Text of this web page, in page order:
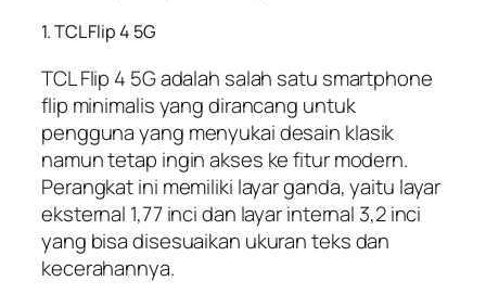
1. TCL Flip 4 5G
TCL Flip 4 5G adalah salah satu smartphone
flip minimalis yang dirancang untuk
pengguna yang menyukai desain klasik
namun tetap ingin akses ke fitur modern.
Perangkat ini memiliki layar ganda, yaitu layar
eksternal 1,77 inci dan layar internal 3,2 inci
yang bisa disesuaikan ukuran teks dan
kecerahannya.